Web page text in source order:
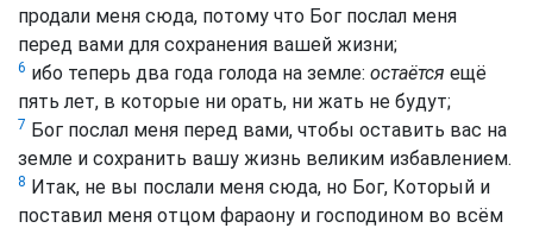
продали меня сюда, потому что Бог послал меня
перед вами для сохранения вашей жизни;
6 ибо теперь два года голода на земле: остаётся ещё
пять лет, в которые ни орать, ни жать не будут;
7 Бог послал меня перед вами, чтобы оставить вас на
земле и сохранить вашу жизнь великим избавлением.
8 Итак, не вы послали меня сюда, но Бог, Который и
поставил меня отцом фараону и господином во всём